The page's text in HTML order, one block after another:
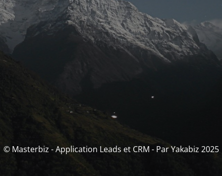
© Masterbiz - Application Leads et CRM - Par Yakabiz 2025